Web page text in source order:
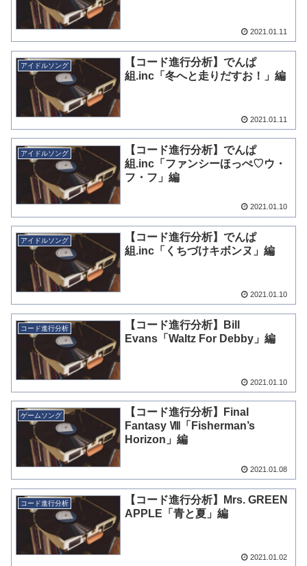
2021.01.11
アイドルソング
【コード進行分析】でんぱ
組.inc「冬へと走りだすお！」編
2021.01.11
アイドルソング
【コード進行分析】でんぱ
組.inc「ファンシーほっぺ♡ウ・
フ・フ」編
2021.01.10
アイドルソング
【コード進行分析】でんぱ
組.inc「くちづけキボンヌ」編
2021.01.10
コード進行分析
【コード進行分析】Bill
Evans「Waltz For Debby」編
2021.01.10
ゲームソング
【コード進行分析】Final
Fantasy Ⅷ「Fisherman’s
Horizon」編
2021.01.08
コード進行分析
【コード進行分析】Mrs. GREEN
APPLE「青と夏」編
2021.01.02